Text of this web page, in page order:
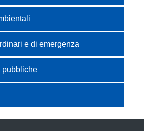
e di emergenza
pubbliche